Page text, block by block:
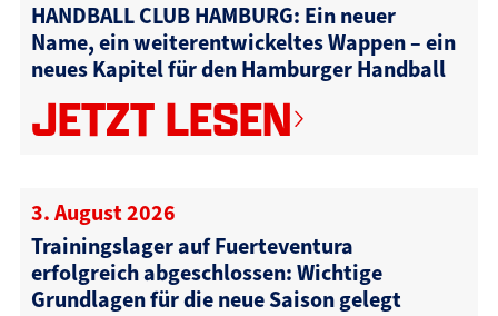
HANDBALL CLUB HAMBURG: Ein neuer
Name, ein weiterentwickeltes Wappen – ein
neues Kapitel für den Hamburger Handball
JETZT LESEN
3. August 2026
Trainingslager auf Fuerteventura
erfolgreich abgeschlossen: Wichtige
Grundlagen für die neue Saison gelegt